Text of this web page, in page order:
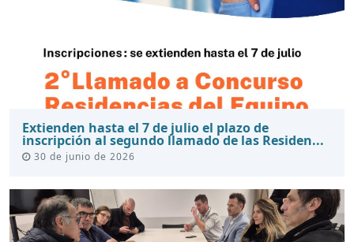
Extienden hasta el 7 de julio el plazo de
inscripción al segundo llamado de las Residen...
30 de junio de 2026